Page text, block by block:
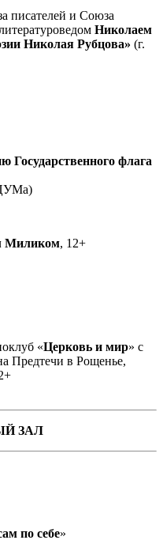
писателей и Союза
Николаем
Николая Рубцова» (г.
Государственного флага
Миликом, 12+
«Церковь и мир» с
Предтечи в Рощенье,
ЗАЛ
по себе»